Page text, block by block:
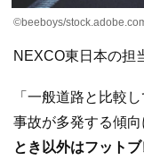
©beeboys/
NEXCO東日本の担
「一般道路と比較
事故が多発する傾向
とき以外はフット